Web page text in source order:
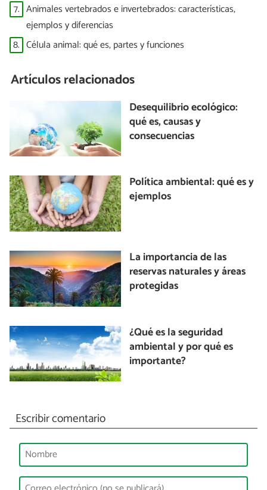
7. Animales vertebrados e invertebrados: características,
ejemplos y diferencias
8. Célula animal: qué es, partes y funciones
Artículos relacionados
Desequilibrio ecológico:
qué es, causas y
consecuencias
Política ambiental: qué es y
ejemplos
La importancia de las
reservas naturales y áreas
protegidas
¿Qué es la seguridad
ambiental y por qué es
importante?
Escribir comentario